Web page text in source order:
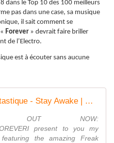
dans le Top 10 des 100 meilleurs
pas dans une case, sa musique
il sait comment se
Forever » devrait faire briller
de l’Electro.
est à écouter sans aucune
Don Diablo & Freak Fantastique - Stay Awake | Official Music Video
OUT NOW:
present to you my
the amazing Freak